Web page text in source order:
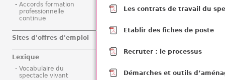
t
s
c
Les contrats de travail du
Etablir des fiches de poste
Recruter : le processus
Démarches et outils
Accords formation
professionnelle
continue
Sites d'offres d'emploi
Lexique
Vocabulaire du
spectacle vivant